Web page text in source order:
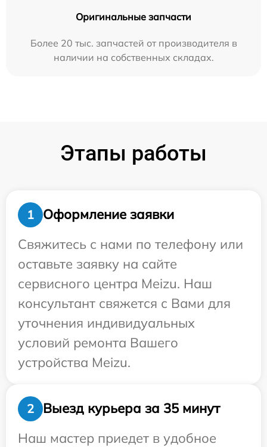
Оригинальные запчасти
Более 20 тыс. запчастей от производителя в
наличии на собственных складах.
Этапы работы
1
Оформление заявки
Свяжитесь с нами по телефону или
оставьте заявку на сайте
сервисного центра Meizu. Наш
консультант свяжется с Вами для
уточнения индивидуальных
условий ремонта Вашего
устройства Meizu.
2
Выезд курьера за 35 минут
Наш мастер приедет в удобное